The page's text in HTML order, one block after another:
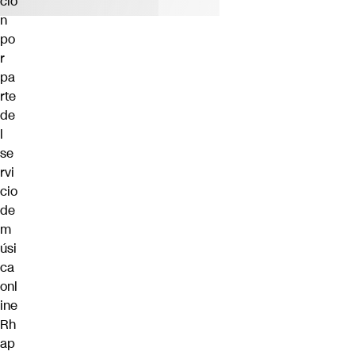
n
po
r
pa
rte
de
l
se
rvi
cio
de
m
úsi
ca
onl
ine
Rh
ap